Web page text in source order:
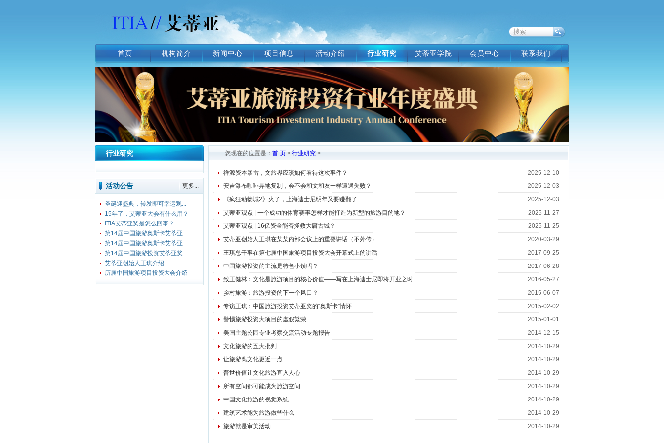
首页 机构简介 新闻中心 项目信息 活动介绍 行业研究 艾蒂亚学院 会员中心 联系我们
行业研究
更多...
活动公告
圣诞迎盛典，转发即可幸运观...
15年了，艾蒂亚大会有什么用？
ITIA艾蒂亚奖是怎么回事？
第14届中国旅游奥斯卡艾蒂亚...
第14届中国旅游奥斯卡艾蒂亚...
第14届中国旅游投资艾蒂亚奖...
艾蒂亚创始人王琪介绍
历届中国旅游项目投资大会介绍
您现在的位置是： 首 页 > 行业研究 >
2025-12-10
祥源资本暴雷，文旅界应该如何看待这次事件？
2025-12-03
安吉瀑布咖啡异地复制，会不会和文和友一样遭遇失败？
2025-12-03
《疯狂动物城2》火了，上海迪士尼明年又要赚翻了
2025-11-27
艾蒂亚观点 | 一个成功的体育赛事怎样才能打造为新型的旅游目的地？
2025-11-25
艾蒂亚观点 | 16亿资金能否拯救大庸古城？
2020-03-29
艾蒂亚创始人王琪在某某内部会议上的重要讲话（不外传）
2017-09-25
王琪总干事在第七届中国旅游项目投资大会开幕式上的讲话
2017-06-28
中国旅游投资的主流是特色小镇吗？
2016-05-27
致王健林：文化是旅游项目的核心价值——写在上海迪士尼即将开业之时
2015-06-07
乡村旅游：旅游投资的下一个风口？
2015-02-02
专访王琪：中国旅游投资艾蒂亚奖的“奥斯卡”情怀
2015-01-01
警惕旅游投资大项目的虚假繁荣
2014-12-15
美国主题公园专业考察交流活动专题报告
2014-10-29
文化旅游的五大批判
2014-10-29
让旅游离文化更近一点
2014-10-29
普世价值让文化旅游直入人心
2014-10-29
所有空间都可能成为旅游空间
2014-10-29
中国文化旅游的视觉系统
2014-10-29
建筑艺术能为旅游做些什么
2014-10-29
旅游就是审美活动